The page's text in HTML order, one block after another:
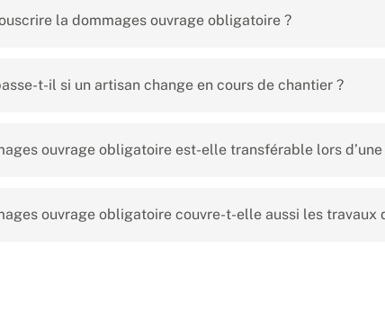
la dommages ouvrage obligatoire ?
t-il si un artisan change en cours de chantier ?
ouvrage obligatoire est-elle transférable lors d’une
ouvrage obligatoire couvre-t-elle aussi les travaux